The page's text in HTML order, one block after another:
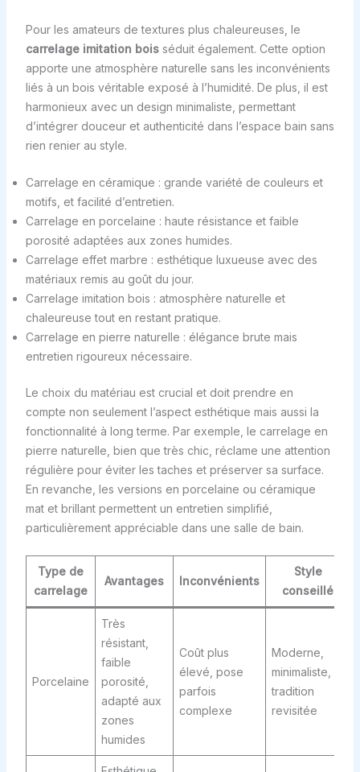
Pour les amateurs de textures plus chaleureuses, le
carrelage imitation boisséduit également. Cette option
apporte une atmosphère naturelle sans les inconvénients
liés à un bois véritable exposé à l’humidité. De plus, il est
harmonieux avec un design minimaliste, permettant
d’intégrer douceur et authenticité dans l’espace bain sans
rien renier au style.
Carrelage en céramique : grande variété de couleurs et
motifs, et facilité d’entretien.
Carrelage en porcelaine : haute résistance et faible
porosité adaptées aux zones humides.
Carrelage effet marbre : esthétique luxueuse avec des
matériaux remis au goût du jour.
Carrelage imitation bois : atmosphère naturelle et
chaleureuse tout en restant pratique.
Carrelage en pierre naturelle : élégance brute mais
entretien rigoureux nécessaire.
Le choix du matériau est crucial et doit prendre en
compte non seulement l’aspect esthétique mais aussi la
fonctionnalité à long terme. Par exemple, le carrelage en
pierre naturelle, bien que très chic, réclame une attention
régulière pour éviter les taches et préserver sa surface.
En revanche, les versions en porcelaine ou céramique
mat et brillant permettent un entretien simplifié,
particulièrement appréciable dans une salle de bain.
Type de
carrelage
Avantages Inconvénients
Style
conseillé
Porcelaine
Très
résistant,
faible
porosité,
adapté aux
zones
humides
Coût plus
élevé, pose
parfois
complexe
Moderne,
minimaliste,
tradition
revisitée